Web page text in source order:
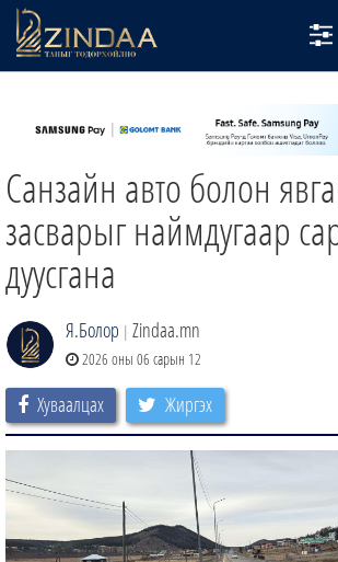
ТВ8
ӨГЛӨӨНИЙ СОНИН
ЗИНДАА СЭТГҮҮЛ
Санзайн авто болон
засварыг наймдугаар
дуусгана
Я.Болор | Zindaa.mn
2026 оны 06 сарын 12
Хуваалцах Жиргэх